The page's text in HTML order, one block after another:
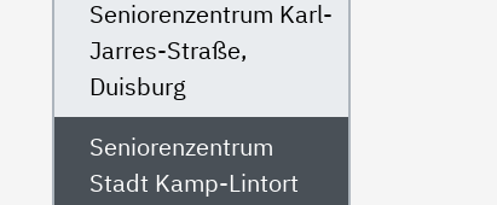
Seniorenzentrum Karl-
Jarres-Straße,
Duisburg
Seniorenzentrum
Stadt Kamp-Lintort